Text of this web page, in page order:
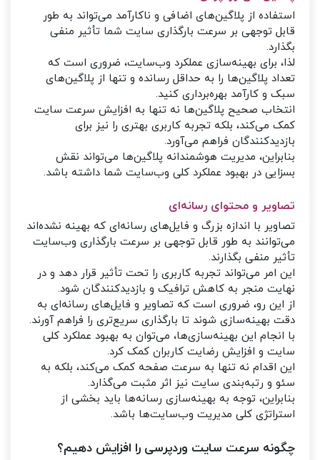
استفاده از پلاگین‌های اضافی و ناکارآمد می‌تواند به طور
قابل توجهی بر سرعت بارگذاری سایت شما تأثیر منفی
بگذارد.
لذا، برای بهینه‌سازی عملکرد وب‌سایت، ضروری است که
تعداد پلاگین‌ها را به حداقل رسانده و تنها از پلاگین‌های
سبک و کارآمد بهره‌برداری کنید.
انتخاب صحیح پلاگین‌ها نه تنها به افزایش سرعت سایت
کمک می‌کند، بلکه تجربه کاربری بهتری را نیز برای
بازدیدکنندگان فراهم می‌آورد.
بنابراین، مدیریت هوشمندانه پلاگین‌ها می‌تواند نقش
بسزایی در بهبود عملکرد کلی وب‌سایت شما داشته باشد.
تصاویر و محتوای رسانه‌ای
تصاویر با اندازه بزرگ و فایل‌های رسانه‌ای که بهینه نشده‌اند
می‌توانند به طور قابل توجهی بر سرعت بارگذاری وب‌سایت
تأثیر منفی بگذارند.
این امر می‌تواند تجربه کاربری را تحت تأثیر قرار دهد و در
نهایت منجر به کاهش ترافیک و بازدیدکنندگان شود.
از این رو، ضروری است که تصاویر و فایل‌های رسانه‌ای به
دقت بهینه‌سازی شوند تا بارگذاری سریع‌تری را فراهم آورند.
با انجام این بهینه‌سازی‌ها، می‌توان به بهبود عملکرد کلی
سایت و افزایش رضایت کاربران کمک کرد.
این اقدام نه تنها به سرعت صفحه کمک می‌کند، بلکه به
سئو و رتبه‌بندی سایت نیز اثر مثبت می‌گذارد.
بنابراین، توجه به بهینه‌سازی رسانه‌ها باید بخشی از
استراتژی کلی مدیریت وب‌سایت‌ها باشد.
چگونه سرعت سایت وردپرسی را افزایش دهیم؟